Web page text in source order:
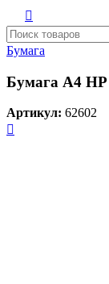

Бумага
Бумага А4 HP
Артикул: 62602
